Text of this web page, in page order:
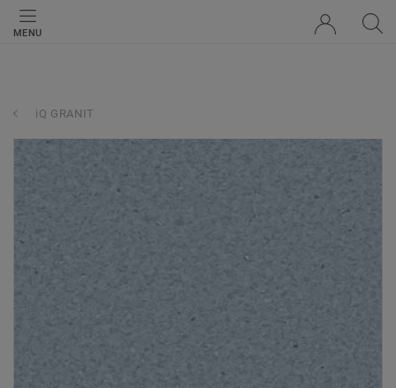
MENU
iQ GRANIT